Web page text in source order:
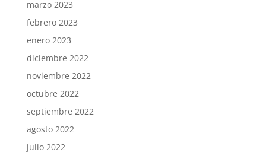
marzo 2023
febrero 2023
enero 2023
diciembre 2022
noviembre 2022
octubre 2022
septiembre 2022
agosto 2022
julio 2022